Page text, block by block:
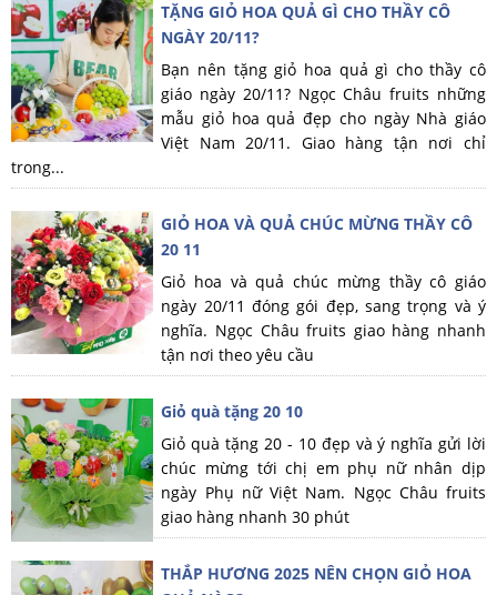
TẶNG GIỎ HOA QUẢ GÌ CHO THẦY CÔ
NGÀY 20/11?
Bạn nên tặng giỏ hoa quả gì cho thầy cô
giáo ngày 20/11? Ngọc Châu fruits những
mẫu giỏ hoa quả đẹp cho ngày Nhà giáo
Việt Nam 20/11. Giao hàng tận nơi chỉ
trong...
GIỎ HOA VÀ QUẢ CHÚC MỪNG THẦY CÔ
20 11
Giỏ hoa và quả chúc mừng thầy cô giáo
ngày 20/11 đóng gói đẹp, sang trọng và ý
nghĩa. Ngọc Châu fruits giao hàng nhanh
tận nơi theo yêu cầu
Giỏ quà tặng 20 10
Giỏ quà tặng 20 - 10 đẹp và ý nghĩa gửi lời
chúc mừng tới chị em phụ nữ nhân dịp
ngày Phụ nữ Việt Nam. Ngọc Châu fruits
giao hàng nhanh 30 phút
THẮP HƯƠNG 2025 NÊN CHỌN GIỎ HOA